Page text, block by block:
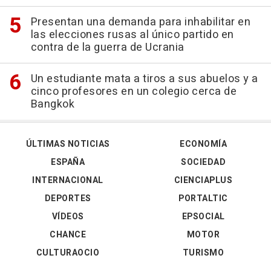
Presentan una demanda para inhabilitar en
las elecciones rusas al único partido en
contra de la guerra de Ucrania
Un estudiante mata a tiros a sus abuelos y a
cinco profesores en un colegio cerca de
Bangkok
ÚLTIMAS NOTICIAS
ESPAÑA
INTERNACIONAL
DEPORTES
VÍDEOS
ECONOMÍA
SOCIEDAD
CIENCIAPLUS
PORTALTIC
EPSOCIAL
CHANCE
CULTURAOCIO
MOTOR
TURISMO